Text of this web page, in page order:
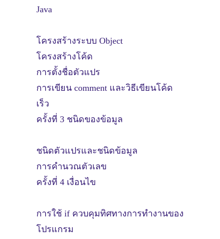
Java
โครงสร้างระบบ Object
โครงสร้างโค้ด
การตั้งชื่อตัวแปร
การเขียน comment และวิธีเขียนโค้ด
เร็ว
ครั้งที่ 3 ชนิดของข้อมูล
ชนิดตัวแปรและชนิดข้อมูล
การคำนวณตัวเลข
ครั้งที่ 4 เงื่อนไข
การใช้ if ควบคุมทิศทางการทำงานของ
โปรแกรม